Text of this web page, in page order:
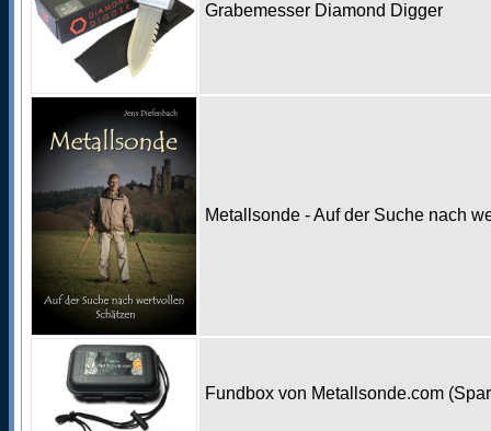
Grabemesser Diamond Digger
Metallsonde - Auf der Suche nach
Fundbox von Metallsonde.com